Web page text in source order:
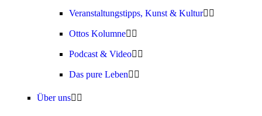
Veranstaltungstipps, Kunst & Kultur
Ottos Kolumne
Podcast & Video
Das pure Leben
Über uns